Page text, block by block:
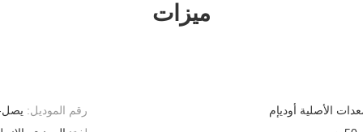
ميزات
رقم الموديل: يصل-
الأصلية أوديإم